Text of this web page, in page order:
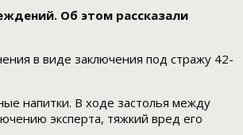
Об этом рассказали
в виде заключения под стражу 42-
напитки. В ходе застолья между
эксперта, тяжкий вред его